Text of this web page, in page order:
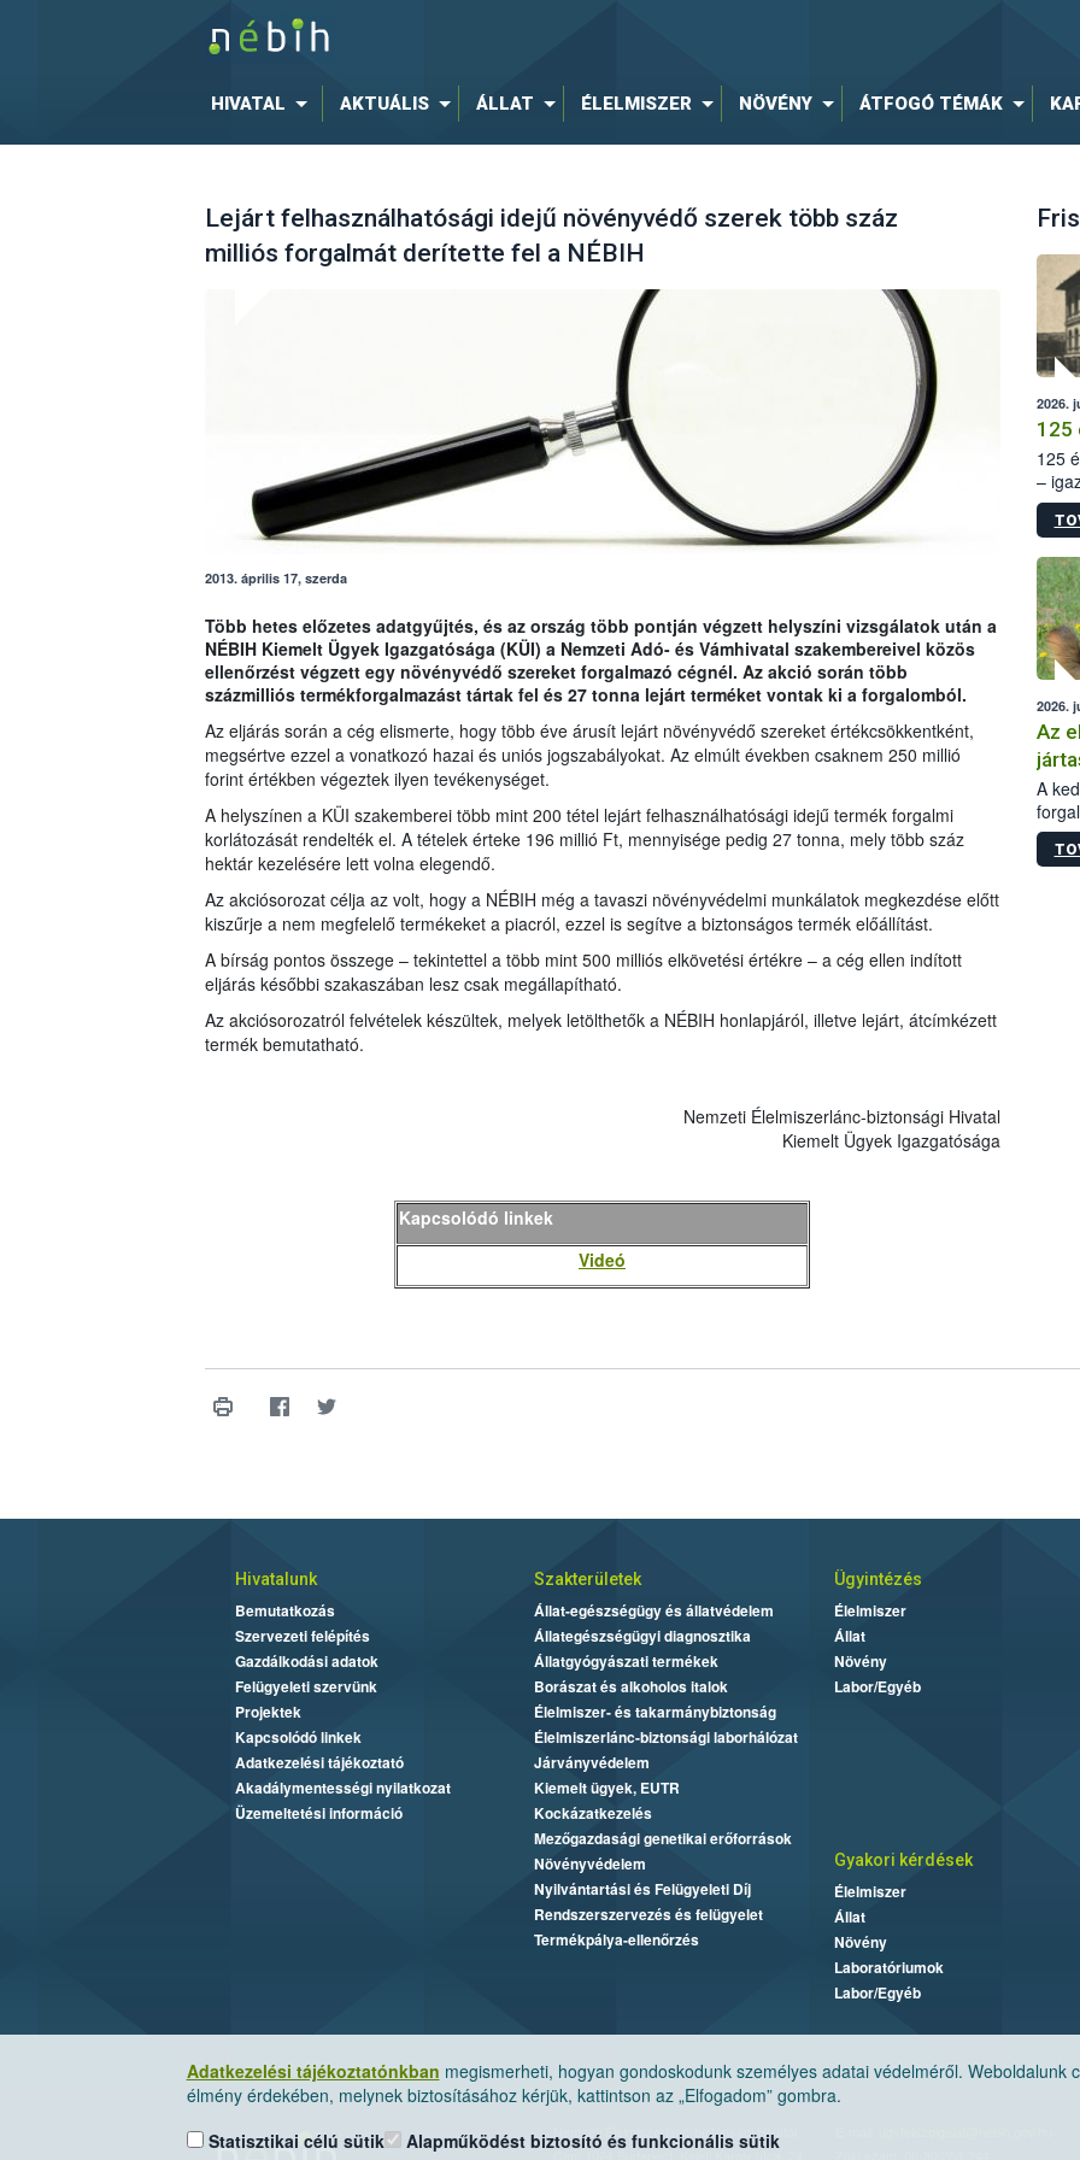
HIVATAL AKTUÁLIS ÁLLAT ÉLELMISZER NÖVÉNY ÁTFOGÓ TÉMÁK
Lejárt felhasználhatósági idejű növényvédő szerek több száz
milliós forgalmát derítette fel a NÉBIH
2013. április 17, szerda
Több hetes előzetes adatgyűjtés, és az ország több pontján végzett helyszíni vizsgálatok után a
NÉBIH Kiemelt Ügyek Igazgatósága (KÜI) a Nemzeti Adó- és Vámhivatal szakembereivel közös
ellenőrzést végzett egy növényvédő szereket forgalmazó cégnél. Az akció során több
százmilliós termékforgalmazást tártak fel és 27 tonna lejárt terméket vontak ki a forgalomból.
Az eljárás során a cég elismerte, hogy több éve árusít lejárt növényvédő szereket értékcsökkentként,
megsértve ezzel a vonatkozó hazai és uniós jogszabályokat. Az elmúlt években csaknem 250 millió
forint értékben végeztek ilyen tevékenységet.
A helyszínen a KÜI szakemberei több mint 200 tétel lejárt felhasználhatósági idejű termék forgalmi
korlátozását rendelték el. A tételek érteke 196 millió Ft, mennyisége pedig 27 tonna, mely több száz
hektár kezelésére lett volna elegendő.
Az akciósorozat célja az volt, hogy a NÉBIH még a tavaszi növényvédelmi munkálatok megkezdése előtt
kiszűrje a nem megfelelő termékeket a piacról, ezzel is segítve a biztonságos termék előállítást.
A bírság pontos összege – tekintettel a több mint 500 milliós elkövetési értékre – a cég ellen indított
eljárás későbbi szakaszában lesz csak megállapítható.
Az akciósorozatról felvételek készültek, melyek letölthetők a NÉBIH honlapjáról, illetve lejárt, átcímkézett
termék bemutatható.
Nemzeti Élelmiszerlánc-biztonsági Hivatal
Kiemelt Ügyek Igazgatósága
Kapcsolódó linkek
Videó
2026.
125
125
–
15.
2026.
Az
A
Adatkezelési tájékoztatónkban megismerheti, hogyan gondoskodunk személyes adatai védelméről. Weboldalunk
élmény érdekében, melynek biztosításához kérjük, kattintson az „Elfogadom” gombra.
Statisztikai célú sütik
Alapműködést biztosító és funkcionális sütik
Hivatalunk
Bemutatkozás
Szervezeti felépítés
Gazdálkodási adatok
Felügyeleti szervünk
Projektek
Kapcsolódó linkek
Adatkezelési tájékoztató
Akadálymentességi nyilatkozat
Üzemeltetési információ
Szakterületek
Állat-egészségügy és állatvédelem
Állategészségügyi diagnosztika
Állatgyógyászati termékek
Borászat és alkoholos italok
Élelmiszer- és takarmánybiztonság
Élelmiszerlánc-biztonsági laborhálózat
Járványvédelem
Kiemelt ügyek, EUTR
Kockázatkezelés
Mezőgazdasági genetikai erőforrások
Növényvédelem
Nyilvántartási és Felügyeleti Díj
Rendszerszervezés és felügyelet
Termékpálya-ellenőrzés
Ügyintézés
Élelmiszer
Állat
Növény
Labor/Egyéb
Gyakori kérdések
Élelmiszer
Állat
Növény
Laboratóriumok
Labor/Egyéb
Nemzeti Élelmiszerlánc-biztonsági Hivatal